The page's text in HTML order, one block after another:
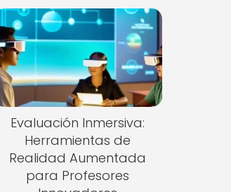
Evaluación Inmersiva:
Herramientas de
Realidad Aumentada
para Profesores